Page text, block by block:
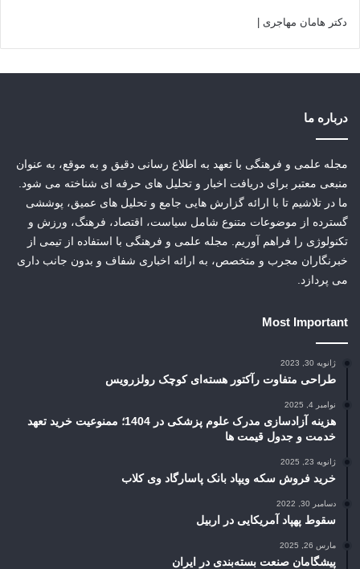
دکتر هامان مهاجری |
درباره ما
مجله علمی و فرهنگی با تعهد به اطلاع رسانی دقیق و به موقع، به عنوان
منبعی معتبر برای دریافت اخبار و تحلیل های حرفه ای شناخته می شود.
ما در تلاشیم تا با ارائه گزارش هایی جامع و تحلیل های عمیق، پوششی
گسترده از موضوعات متنوع شامل سیاست، اقتصاد، فرهنگ، ورزش و
تکنولوژی را فراهم آوریم. مجله علمی و فرهنگی با استفاده از تیمی از
خبرنگاران مجرب و متخصص، به ارائه اخباری شفاف و بدون جانب داری
می پردازد.
Most Important
ژانویه 30, 2023
طراحی متفاوت رآکتور هسته‌ای کوچک رولزرویس
نوامبر 4, 2025
هزینه آزادسازی مدرک علوم پزشکی در 1404؛ ممنوعیت خرید تعهد
خدمت و جدول قیمت ها
ژانویه 23, 2025
خرید فروش سکه ویپاد بانک پاسارگاد وی کلاب
دسامبر 30, 2022
سقوط پهپاد آمریکایی در اربیل
مارس 26, 2025
پیشگامان صنعت بسته‌بندی در ایران